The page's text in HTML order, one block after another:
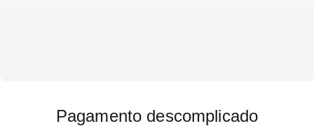
Pagamento descomplicado